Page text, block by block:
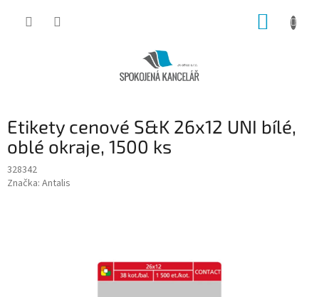
Etikety cenové S&K 26x12 UNI bílé,
oblé okraje, 1500 ks
328342
Značka: Antalis